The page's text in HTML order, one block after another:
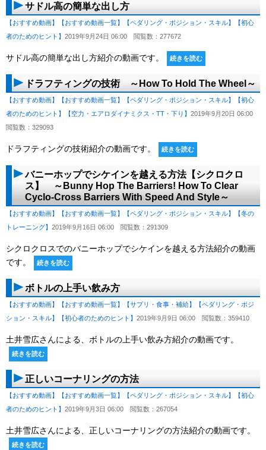
サドル高の簡単な出し方
【おすすめ動画】 【おすすめ動画一覧】 【ペダリング・ポジション・スキル】
【初心
者のためのヒント】 2019年9月24日 06:00 閲覧数：277672
サドル高の簡単な出し方紹介の動画です。 続きを読む
ドラフティングの技術 ～How To Hold The Wheel～
【おすすめ動画】 【おすすめ動画一覧】 【ペダリング・ポジション・スキル】
【初心
者のためのヒント】
【空力・エアロダイナミクス・TT・下り】 2019年9月20日 06:00
閲覧数：329093
ドラフティングの技術紹介の動画です。 続きを読む
バニーホップでシケインを越える方法【シクロクロ
ス】 ～Bunny Hop The Barriers! How To Clear
Cyclo-Cross Barriers With Speed And Style～
【おすすめ動画】 【おすすめ動画一覧】 【ペダリング・ポジション・スキル】
【冬の
トレーニング】 2019年9月16日 06:00 閲覧数：291309
シクロクロスでのバニーホップでシケインを越える方法紹介の動画
です。
続きを読む
ボトルの上手い飲み方
【おすすめ動画】 【おすすめ動画一覧】 【サプリ・食事・補給】
【ペダリング・ポジ
ション・スキル】
【初心者のためのヒント】 2019年9月9日 06:00 閲覧数：359410
土井雪広さんによる、ボトルの上手い飲み方紹介の動画です。
続きを読む
正しいコーナリングの方法
【おすすめ動画】 【おすすめ動画一覧】 【ペダリング・ポジション・スキル】
【初心
者のためのヒント】 2019年9月3日 06:00 閲覧数：267054
土井雪広さんによる、正しいコーナリングの方法紹介の動画です。
続きを読む